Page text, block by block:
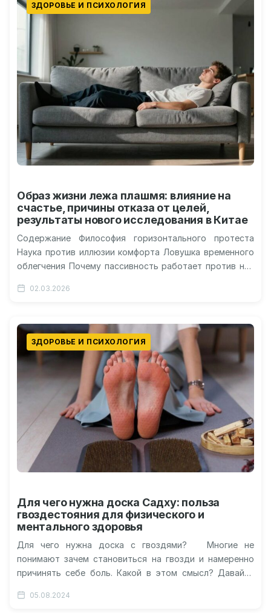
ЗДОРОВЬЕ И ПСИХОЛОГИЯ
Образ жизни лежа плашмя: влияние на
счастье, причины отказа от целей,
результаты нового исследования в Китае
Содержание Философия горизонтального протеста
Наука против иллюзии комфорта Ловушка временного
облегчения Почему пассивность работает против нас
интернет…
02.03.2026
ЗДОРОВЬЕ И ПСИХОЛОГИЯ
Для чего нужна доска Садху: польза
гвоздестояния для физического и
ментального здоровья
Для чего нужна доска с гвоздями? Многие не
понимают зачем становиться на гвозди и намеренно
причинять себе боль. Какой в этом смысл? Давайте
05.08.2024